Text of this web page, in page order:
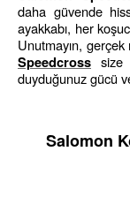
daha güvende
ayakkabı, her
Unutmayın,
Speedcross size
duyduğunuz gücü
Salomon